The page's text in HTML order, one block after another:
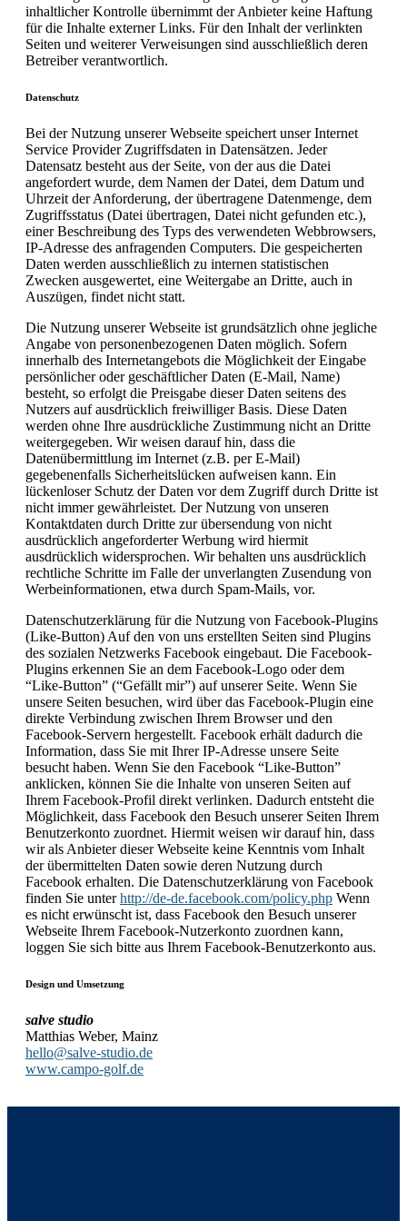
inhaltlicher Kontrolle übernimmt der Anbieter keine Haftung
für die Inhalte externer Links. Für den Inhalt der verlinkten
Seiten und weiterer Verweisungen sind ausschließlich deren
Betreiber verantwortlich.
Datenschutz
Bei der Nutzung unserer Webseite speichert unser Internet
Service Provider Zugriffsdaten in Datensätzen. Jeder
Datensatz besteht aus der Seite, von der aus die Datei
angefordert wurde, dem Namen der Datei, dem Datum und
Uhrzeit der Anforderung, der übertragene Datenmenge, dem
Zugriffsstatus (Datei übertragen, Datei nicht gefunden etc.),
einer Beschreibung des Typs des verwendeten Webbrowsers,
IP-Adresse des anfragenden Computers. Die gespeicherten
Daten werden ausschließlich zu internen statistischen
Zwecken ausgewertet, eine Weitergabe an Dritte, auch in
Auszügen, findet nicht statt.
Die Nutzung unserer Webseite ist grundsätzlich ohne jegliche
Angabe von personenbezogenen Daten möglich. Sofern
innerhalb des Internetangebots die Möglichkeit der Eingabe
persönlicher oder geschäftlicher Daten (E-Mail, Name)
besteht, so erfolgt die Preisgabe dieser Daten seitens des
Nutzers auf ausdrücklich freiwilliger Basis. Diese Daten
werden ohne Ihre ausdrückliche Zustimmung nicht an Dritte
weitergegeben. Wir weisen darauf hin, dass die
Datenübermittlung im Internet (z.B. per E-Mail)
gegebenenfalls Sicherheitslücken aufweisen kann. Ein
lückenloser Schutz der Daten vor dem Zugriff durch Dritte ist
nicht immer gewährleistet. Der Nutzung von unseren
Kontaktdaten durch Dritte zur übersendung von nicht
ausdrücklich angeforderter Werbung wird hiermit
ausdrücklich widersprochen. Wir behalten uns ausdrücklich
rechtliche Schritte im Falle der unverlangten Zusendung von
Werbeinformationen, etwa durch Spam-Mails, vor.
Datenschutzerklärung für die Nutzung von Facebook-Plugins
(Like-Button) Auf den von uns erstellten Seiten sind Plugins
des sozialen Netzwerks Facebook eingebaut. Die Facebook-
Plugins erkennen Sie an dem Facebook-Logo oder dem
“Like-Button” (“Gefällt mir”) auf unserer Seite. Wenn Sie
unsere Seiten besuchen, wird über das Facebook-Plugin eine
direkte Verbindung zwischen Ihrem Browser und den
Facebook-Servern hergestellt. Facebook erhält dadurch die
Information, dass Sie mit Ihrer IP-Adresse unsere Seite
besucht haben. Wenn Sie den Facebook “Like-Button”
anklicken, können Sie die Inhalte von unseren Seiten auf
Ihrem Facebook-Profil direkt verlinken. Dadurch entsteht die
Möglichkeit, dass Facebook den Besuch unserer Seiten Ihrem
Benutzerkonto zuordnet. Hiermit weisen wir darauf hin, dass
wir als Anbieter dieser Webseite keine Kenntnis vom Inhalt
der übermittelten Daten sowie deren Nutzung durch
Facebook erhalten. Die Datenschutzerklärung von Facebook
finden Sie unterhttp://de-de.facebook.com/policy.php Wenn
es nicht erwünscht ist, dass Facebook den Besuch unserer
Webseite Ihrem Facebook-Nutzerkonto zuordnen kann,
loggen Sie sich bitte aus Ihrem Facebook-Benutzerkonto aus.
Design und Umsetzung
salve studio
Matthias Weber, Mainz
hello@salve-studio.de
www.campo-golf.de